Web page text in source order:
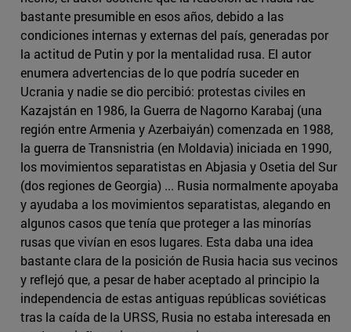
bastante presumible en esos años, debido a las
condiciones internas y externas del país, generadas por
la actitud de Putin y por la mentalidad rusa. El autor
enumera advertencias de lo que podría suceder en
Ucrania y nadie se dio percibió: protestas civiles en
Kazajstán en 1986, la Guerra de Nagorno Karabaj (una
región entre Armenia y Azerbaiyán) comenzada en 1988,
la guerra de Transnistria (en Moldavia) iniciada en 1990,
los movimientos separatistas en Abjasia y Osetia del Sur
(dos regiones de Georgia) ... Rusia normalmente apoyaba
y ayudaba a los movimientos separatistas, alegando en
algunos casos que tenía que proteger a las minorías
rusas que vivían en esos lugares. Esta daba una idea
bastante clara de la posición de Rusia hacia sus vecinos
y reflejó que, a pesar de haber aceptado al principio la
independencia de estas antiguas repúblicas soviéticas
tras la caída de la URSS, Rusia no estaba interesada en